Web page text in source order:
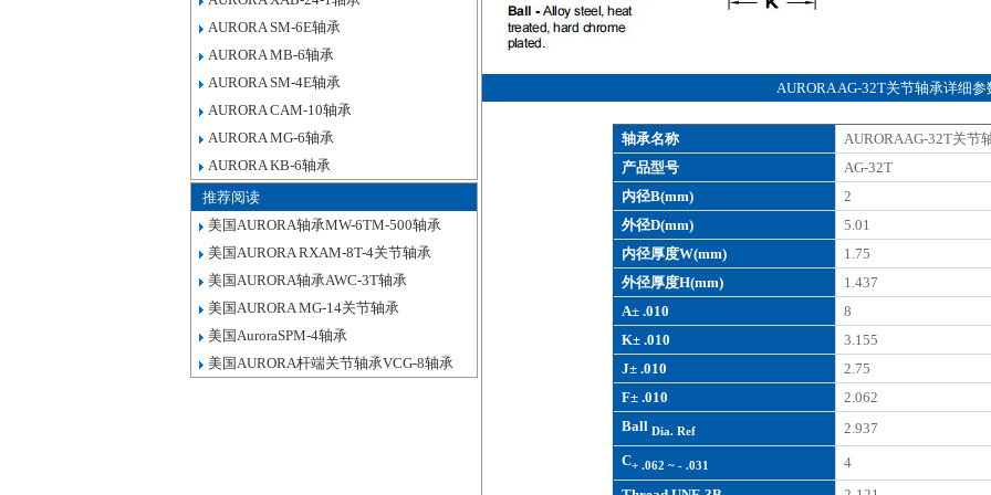
AURORA SM-6E轴承
AURORA MB-6轴承
AURORA SM-4E轴承
AURORA CAM-10轴承
AURORA MG-6轴承
AURORA KB-6轴承
推荐阅读
美国AURORA轴承MW-6TM-500轴承
美国AURORA RXAM-8T-4关节轴承
美国AURORA轴承AWC-3T轴承
美国AURORA MG-14关节轴承
美国AuroraSPM-4轴承
美国AURORA杆端关节轴承VCG-8轴承
AURORA AG-32T关节轴承详细参
轴承名称
AURORAAG-32T关节
产品型号
AG-32T
内径B(mm)
2
外径D(mm)
5.01
内径厚度W(mm)
1.75
外径厚度H(mm)
1.437
A± .010
8
K± .010
3.155
J± .010
2.75
F± .010
2.062
BallDia. Ref
2.937
C+ .062 ~ - .031
4